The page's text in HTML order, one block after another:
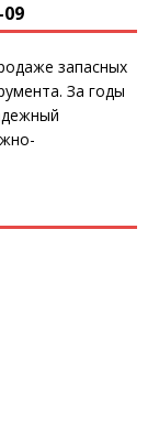
запасных
За годы